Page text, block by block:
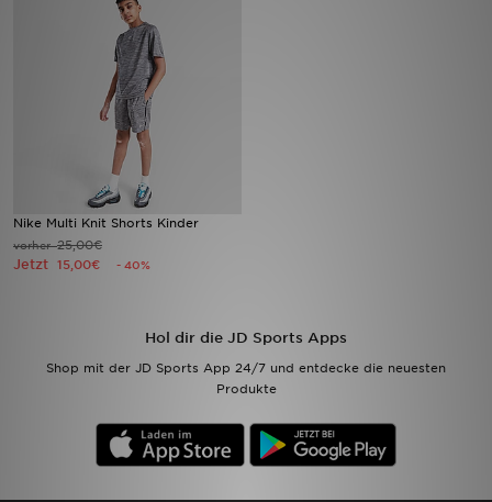
Nike Multi Knit Shorts Kinder
vorher25,00€
Jetzt 15,00€ - 40%
Hol dir die JD Sports Apps
Shop mit der JD Sports App 24/7 und entdecke die neuesten
Produkte
Lade die APP
Filialfinder
Hilfe & Kontakt
Studenten